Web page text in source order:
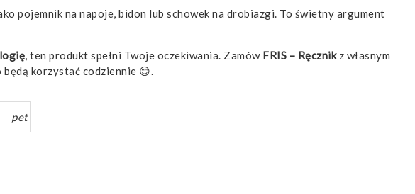
pojemnik na napoje, bidon lub schowek na drobiazgi. To świetny argument
, ten produkt spełni Twoje oczekiwania. Zamów FRIS – Ręcznikz własnym
korzystać codziennie 😊.
pet